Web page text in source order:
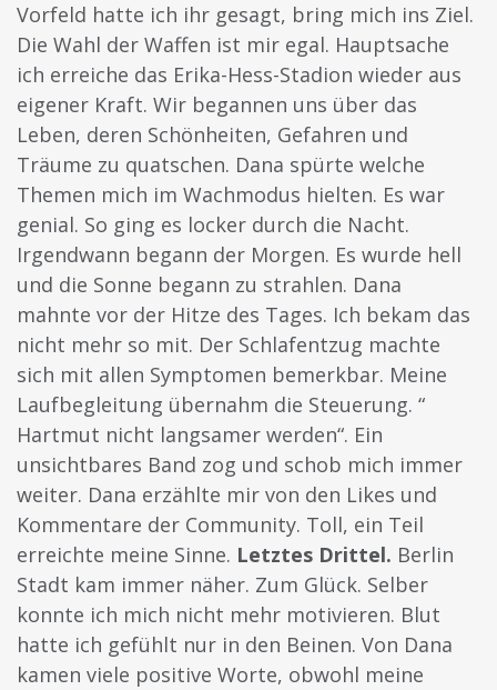
Vorfeld hatte ich ihr gesagt, bring mich ins Ziel.
Die Wahl der Waffen ist mir egal. Hauptsache
ich erreiche das Erika-Hess-Stadion wieder aus
eigener Kraft. Wir begannen uns über das
Leben, deren Schönheiten, Gefahren und
Träume zu quatschen. Dana spürte welche
Themen mich im Wachmodus hielten. Es war
genial. So ging es locker durch die Nacht.
Irgendwann begann der Morgen. Es wurde hell
und die Sonne begann zu strahlen. Dana
mahnte vor der Hitze des Tages. Ich bekam das
nicht mehr so mit. Der Schlafentzug machte
sich mit allen Symptomen bemerkbar. Meine
Laufbegleitung übernahm die Steuerung. “
Hartmut nicht langsamer werden“. Ein
unsichtbares Band zog und schob mich immer
weiter. Dana erzählte mir von den Likes und
Kommentare der Community. Toll, ein Teil
erreichte meine Sinne. Letztes Drittel. Berlin
Stadt kam immer näher. Zum Glück. Selber
konnte ich mich nicht mehr motivieren. Blut
hatte ich gefühlt nur in den Beinen. Von Dana
kamen viele positive Worte, obwohl meine